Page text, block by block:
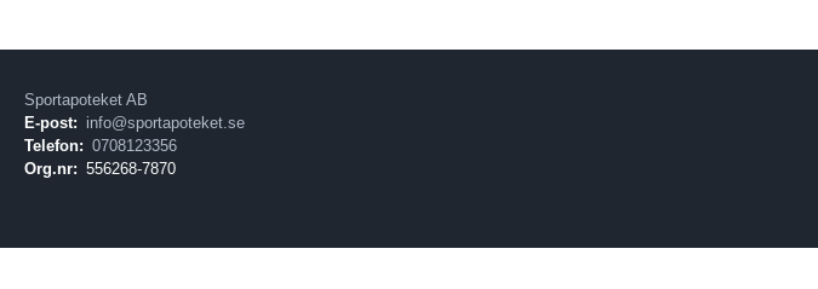
Sportapoteket AB
E-post: info@sportapoteket.se
Telefon: 0708123356
Org.nr: 556268-7870